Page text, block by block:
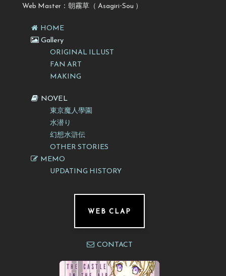
Web Master：朝霧草（ Asagiri-Sou ）
HOME
Gallery
ORIGINAL ILLUST
FAN ART
MAKING
NOVEL
東京魔人學園
水潜り
幻想水滸伝
OTHER STORIES
MEMO
UPDATING HISTORY
WEB CLAP
CONTACT